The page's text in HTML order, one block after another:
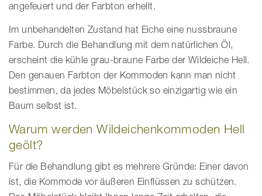
angefeuert und der Farbton erhellt.
Im unbehandelten Zustand hat Eiche eine nussbraune
Farbe. Durch die Behandlung mit dem natürlichen Öl,
erscheint die kühle grau-braune Farbe der Wildeiche Hell.
Den genauen Farbton der Kommoden kann man nicht
bestimmen, da jedes Möbelstück so einzigartig wie ein
Baum selbst ist.
Warum werden Wildeichenkommoden Hell
geölt?
Für die Behandlung gibt es mehrere Gründe: Einer davon
ist, die Kommode vor äußeren Einflüssen zu schützen.